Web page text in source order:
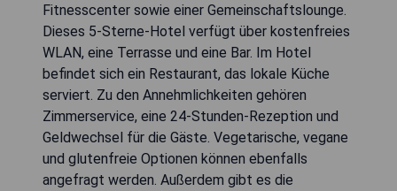
Fitnesscenter sowie einer Gemeinschaftslounge.
Dieses 5-Sterne-Hotel verfügt über kostenfreies
WLAN, eine Terrasse und eine Bar. Im Hotel
befindet sich ein Restaurant, das lokale Küche
serviert. Zu den Annehmlichkeiten gehören
Zimmerservice, eine 24-Stunden-Rezeption und
Geldwechsel für die Gäste. Vegetarische, vegane
und glutenfreie Optionen können ebenfalls
angefragt werden. Außerdem gibt es die